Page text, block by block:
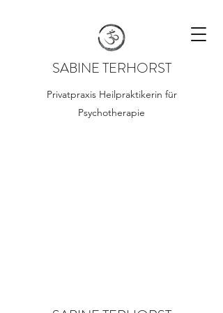
SABINE TERHORST
Privatpraxis Heilpraktikerin für
Psychotherapie